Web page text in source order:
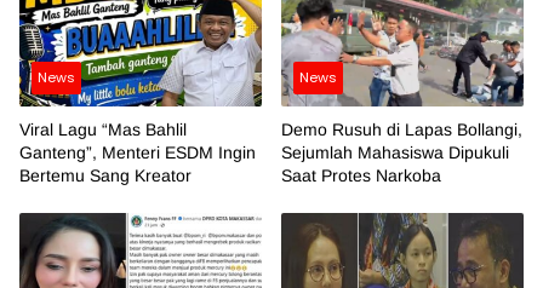
News
Viral Lagu “Mas Bahlil
Ganteng”, Menteri ESDM Ingin
Bertemu Sang Kreator
News
Demo Rusuh di Lapas Bollangi,
Sejumlah Mahasiswa Dipukuli
Saat Protes Narkoba